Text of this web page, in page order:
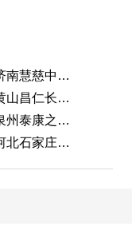
济南慧慈中医康养中心
黄山昌仁长者颐养中心
泉州泰康之家鲤园
河北石家庄泰康之家冀园